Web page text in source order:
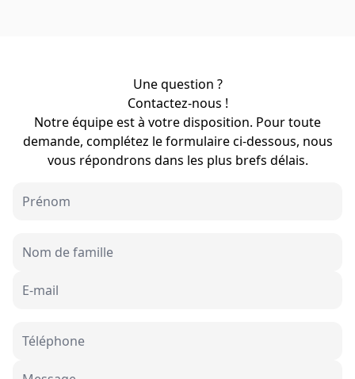
Une question ?
Contactez-nous !
Notre équipe est à votre disposition. Pour toute
demande, complétez le formulaire ci-dessous, nous
vous répondrons dans les plus brefs délais.